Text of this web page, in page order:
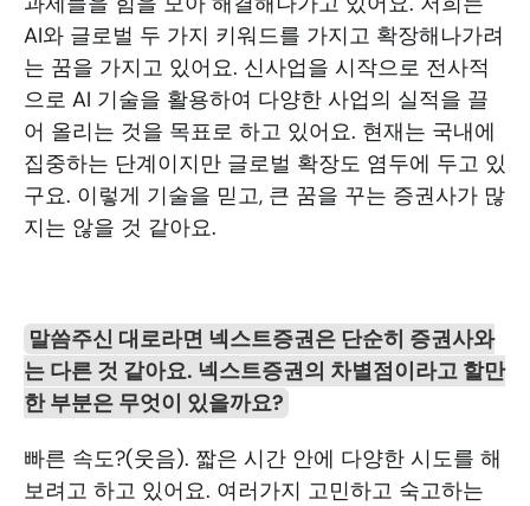
AI와 글로벌 두 가지 키워드를 가지고 확장해나가려
는 꿈을 가지고 있어요. 신사업을 시작으로 전사적
으로 AI 기술을 활용하여 다양한 사업의 실적을 끌
어 올리는 것을 목표로 하고 있어요. 현재는 국내에
집중하는 단계이지만 글로벌 확장도 염두에 두고 있
구요. 이렇게 기술을 믿고, 큰 꿈을 꾸는 증권사가 많
지는 않을 것 같아요.
말씀주신 대로라면 넥스트증권은 단순히 증권사와
는 다른 것 같아요. 넥스트증권의 차별점이라고 할만
한 부분은 무엇이 있을까요?
빠른 속도?(웃음). 짧은 시간 안에 다양한 시도를 해
보려고 하고 있어요. 여러가지 고민하고 숙고하는